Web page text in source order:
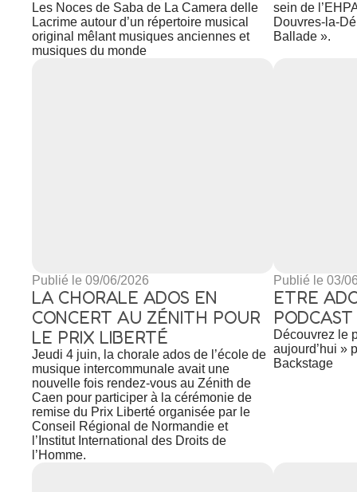
Les Noces de Saba de La Camera delle
Lacrime autour d’un répertoire musical
original mêlant musiques anciennes et
musiques du monde
sein de
Douvres-la-
Ballade ».
Publié le 09/06/2026
LA CHORALE ADOS EN
CONCERT AU ZÉNITH POUR
LE PRIX LIBERTÉ
Jeudi 4 juin, la chorale ados de l’école de
musique intercommunale avait une
nouvelle fois rendez-vous au Zénith de
Caen pour participer à la cérémonie de
remise du Prix Liberté organisée par le
Conseil Régional de Normandie et
l’Institut International des Droits de
l’Homme.
Publié le 03/
ETRE
Découvrez le
aujourd’hui »
Backstage